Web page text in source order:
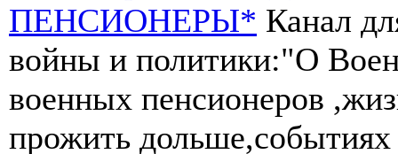
ПЕНСИОНЕРЫ* Канал
войны и политики:"О
военных пенсионеров
прожить